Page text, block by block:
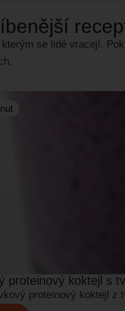
kterým se lidé vracejí.
proteinový koktejl s
proteinový koktejl z